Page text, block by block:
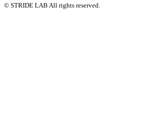
© STRIDE LAB All rights reserved.